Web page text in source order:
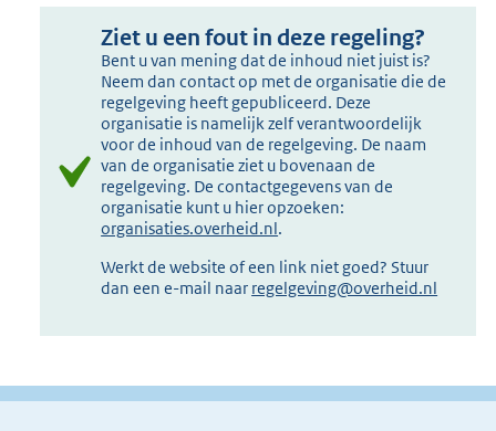
Ziet u een fout in deze regeling?
Bent u van mening dat de inhoud niet juist is?
Neem dan contact op met de organisatie die de
regelgeving heeft gepubliceerd. Deze
organisatie is namelijk zelf verantwoordelijk
voor de inhoud van de regelgeving. De naam
van de organisatie ziet u bovenaan de
regelgeving. De contactgegevens van de
organisatie kunt u hier opzoeken:
organisaties.overheid.nl.
Werkt de website of een link niet goed? Stuur
dan een e-mail naar regelgeving@overheid.nl